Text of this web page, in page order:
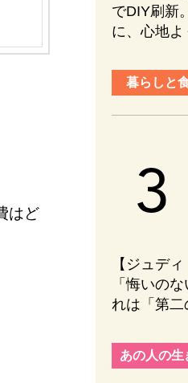
はど
でDIY刷新
に、心地
暮らしと
【ジュデ
「悔いの
れは「第二
あの人の生